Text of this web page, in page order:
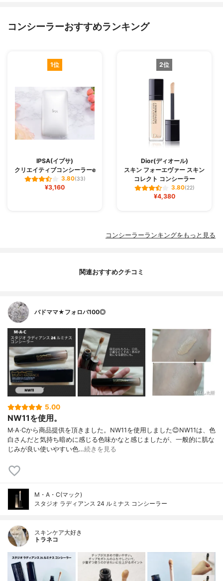
コンシーラーおすすめランキング
1位
IPSA(イプサ)
クリエイティブコンシーラーe
3.80(33)
¥3,160
2位
Dior(ディオール)
スキン フォーエヴァー スキン
コレクト コンシーラー
3.80(22)
¥4,380
コンシーラーランキングをもっと見る
関連おすすめクチコミ
バドママ★フォロバ100◎
5.00
NW11を使用。
M·A·Cから商品提供を頂きました。NW11を使用しました😊NW11は、色
白さんだと気持ち暗めに感じる色味かなと感じましたが、一般的に肌な
じみが良い使いやすい色…続きを見る
M・A・C(マック)
スタジオ ラディアンス 24 ルミナス コンシーラー
スキンケア大好き
トラネコ